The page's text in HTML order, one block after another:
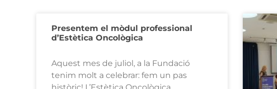
Presentem el mòdul professional
d’Estètica Oncològica
Aquest mes de juliol, a la Fundació
tenim molt a celebrar: fem un pas